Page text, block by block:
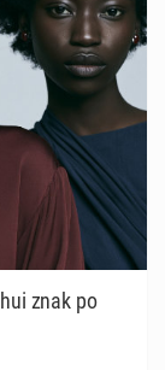
znak po